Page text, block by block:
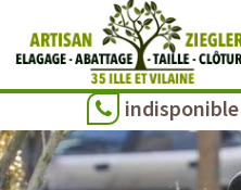
indisponible